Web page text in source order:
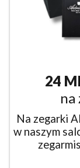
24
na
Na zegarki
w naszym